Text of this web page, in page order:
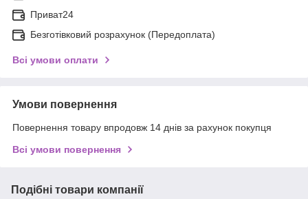
Приват24
Безготівковий розрахунок (Передоплата)
Всі умови оплати
Умови повернення
Повернення товару впродовж 14 днів за рахунок покупця
Всі умови повернення
Подібні товари компанії